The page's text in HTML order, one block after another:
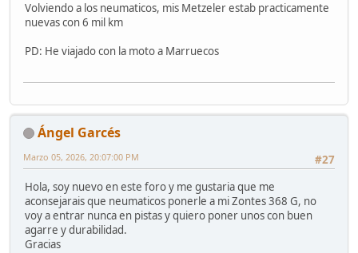
Volviendo a los neumaticos, mis Metzeler estab practicamente
nuevas con 6 mil km
PD: He viajado con la moto a Marruecos
Ángel Garcés
#27
Marzo 05, 2026, 20:07:00 PM
Hola, soy nuevo en este foro y me gustaria que me
aconsejarais que neumaticos ponerle a mi Zontes 368 G, no
voy a entrar nunca en pistas y quiero poner unos con buen
agarre y durabilidad.
Gracias